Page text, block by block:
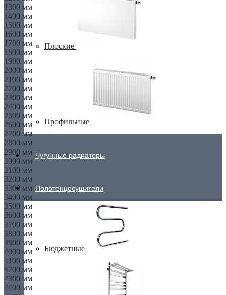
Плоские
Профильные
Чугунные радиаторы
Полотенцесушители
Бюджетные
1300 мм
1400 мм
1500 мм
1600 мм
1700 мм
1800 мм
1900 мм
2000 мм
2100 мм
2200 мм
2300 мм
2400 мм
2500 мм
2600 мм
2700 мм
2800 мм
2900 мм
3000 мм
3100 мм
3200 мм
3300 мм
3400 мм
3500 мм
3600 мм
3700 мм
3800 мм
3900 мм
4000 мм
4100 мм
4200 мм
4300 мм
4400 мм